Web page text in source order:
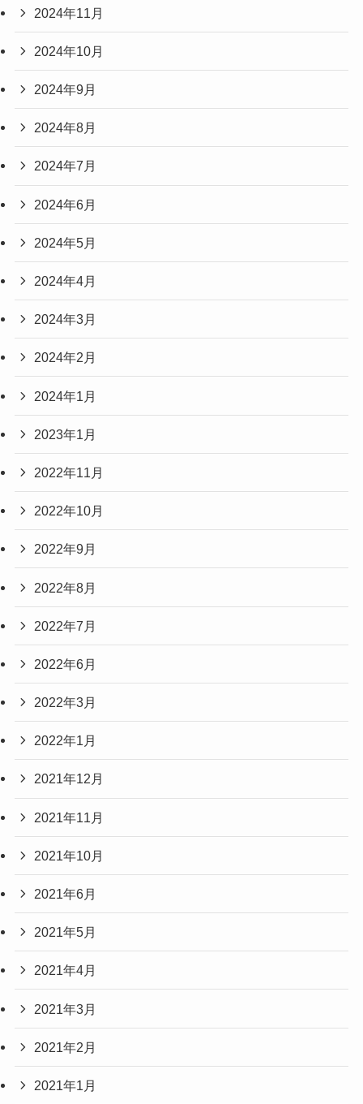
2024年11月
2024年10月
2024年9月
2024年8月
2024年7月
2024年6月
2024年5月
2024年4月
2024年3月
2024年2月
2024年1月
2023年1月
2022年11月
2022年10月
2022年9月
2022年8月
2022年7月
2022年6月
2022年3月
2022年1月
2021年12月
2021年11月
2021年10月
2021年6月
2021年5月
2021年4月
2021年3月
2021年2月
2021年1月